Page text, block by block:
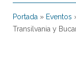
Portada » Eventos
Transilvania y